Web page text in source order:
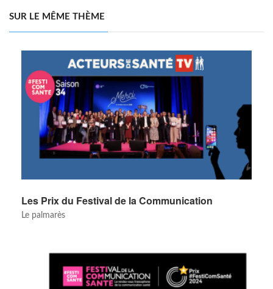
SUR LE MÊME THÈME
Les Prix du Festival de la Communication
Le palmarès